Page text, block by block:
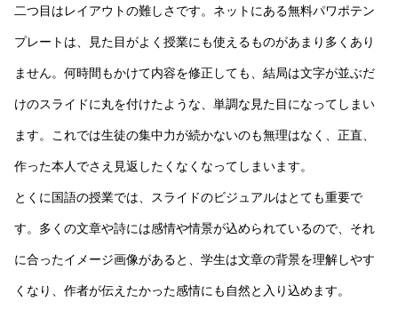
二つ目はレイアウトの難しさです。ネットにある無料パワポテン
プレートは、見た目がよく授業にも使えるものがあまり多くあり
ません。何時間もかけて内容を修正しても、結局は文字が並ぶだ
けのスライドに丸を付けたような、単調な見た目になってしまい
ます。これでは生徒の集中力が続かないのも無理はなく、正直、
作った本人でさえ見返したくなくなってしまいます。
とくに国語の授業では、スライドのビジュアルはとても重要で
す。多くの文章や詩には感情や情景が込められているので、それ
に合ったイメージ画像があると、学生は文章の背景を理解しやす
くなり、作者が伝えたかった感情にも自然と入り込めます。